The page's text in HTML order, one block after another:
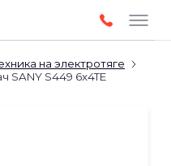
на электротяге
SANY S449 6x4TE